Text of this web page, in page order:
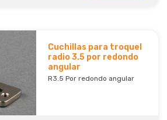
Cuchillas para troquel
radio 3.5 por redondo
angular
R3.5 Por redondo angular